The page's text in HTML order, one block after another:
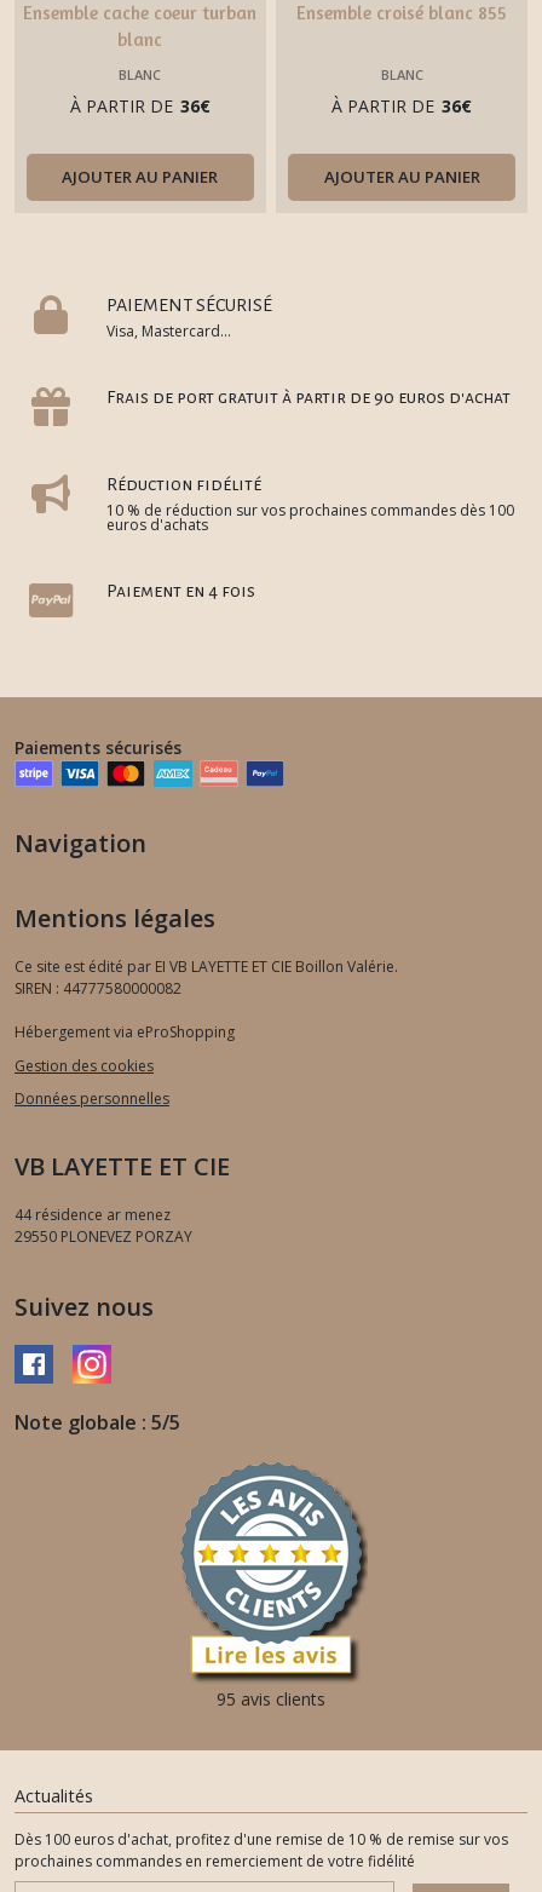
Ensemble cache coeur turban
blanc
BLANC
À PARTIR DE 36€
AJOUTER AU PANIER
Ensemble croisé blanc 855
BLANC
À PARTIR DE 36€
AJOUTER AU PANIER
PAIEMENT SÉCURISÉ
Visa, Mastercard...
Frais de port gratuit à partir de 90 euros d'achat
Réduction fidélité
10 % de réduction sur vos prochaines commandes dès 100
euros d'achats
Paiement en 4 fois
Paiements sécurisés
Navigation
Mentions légales
Ce site est édité par EI VB LAYETTE ET CIE Boillon Valérie.
SIREN : 44777580000082
Hébergement via eProShopping
Gestion des cookies
Données personnelles
VB LAYETTE ET CIE
44 résidence ar menez
29550 PLONEVEZ PORZAY
Suivez nous
Note globale : 5/5
95 avis clients
Actualités
Dès 100 euros d'achat, profitez d'une remise de 10 % de remise sur vos
prochaines commandes en remerciement de votre fidélité